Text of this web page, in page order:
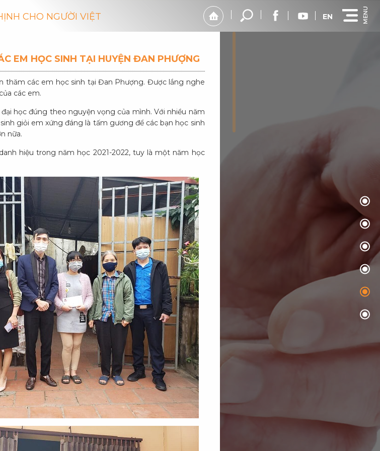
EN
CHO NGƯỜI VIỆT
EM HỌC SINH TẠI HUYỆN ĐAN PHƯỢNG
thăm các em học sinh tại Đan Phượng. Được lắng nghe
các em.
học đúng theo nguyện vọng của mình. Với nhiều năm
giỏi em xứng đáng là tấm gương để các bạn học sinh
nữa.
hiệu trong năm học 2021-2022, tuy là một năm học